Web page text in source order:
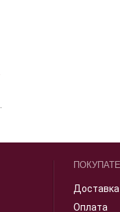
Доставка
Оплата